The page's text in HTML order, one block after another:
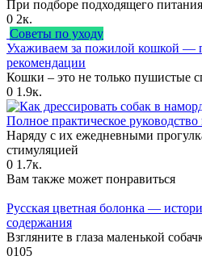
При подборе подходящего
0 2к.
Советы по уходу
Ухаживаем за пожилой кошкой —
рекомендации
Кошки – это не только пушистые
0 1.9к.
Полное практическое
Наряду с их ежедневными
стимуляцией
0 1.7к.
Вам также может понравиться
Русская цветная болонка —
содержания
Взгляните в глаза маленькой
0105